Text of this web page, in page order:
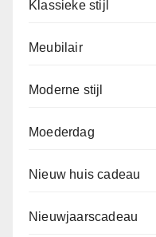
Klassieke stijl
Meubilair
Moderne stijl
Moederdag
Nieuw huis cadeau
Nieuwjaarscadeau